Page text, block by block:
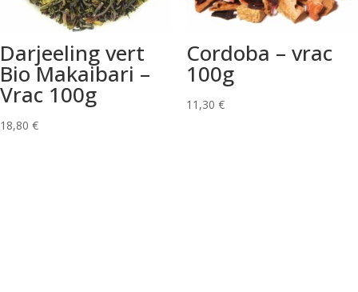
Darjeeling vert
Bio Makaibari –
Vrac 100g
18,80 €
Cordoba – vrac
100g
11,30 €